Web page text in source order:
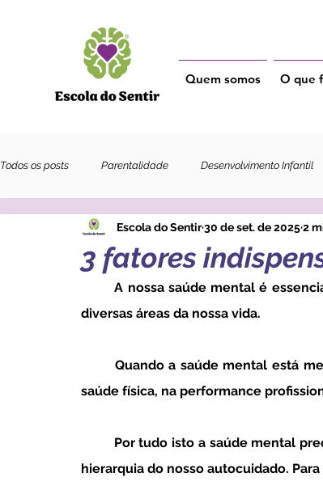
Quem somos O que
Todos os posts Parentalidade Desenvolvimento Infantil
3 fatores
Escola do Sentir30 de set. de 20252
	A nossa saúde mental é essencial para o nosso bem-estar global e tem alto impacto em
diversas áreas da nossa vida.
saúde física, na performance
hierarquia do nosso autocuidado.